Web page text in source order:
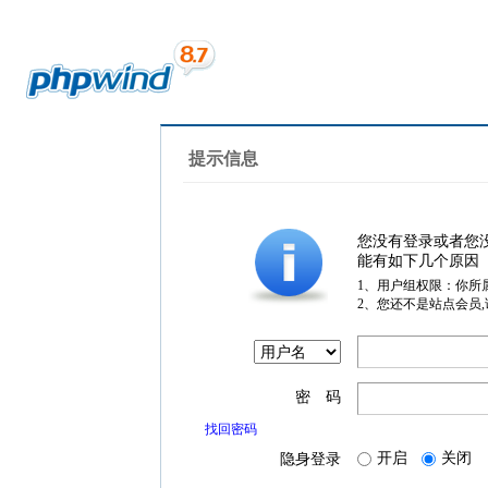
提示信息
您没有登录或者您
能有如下几个原因
1、用户组权限：你所
2、您还不是站点会员
密 码
找回密码
隐身登录 开启 关闭